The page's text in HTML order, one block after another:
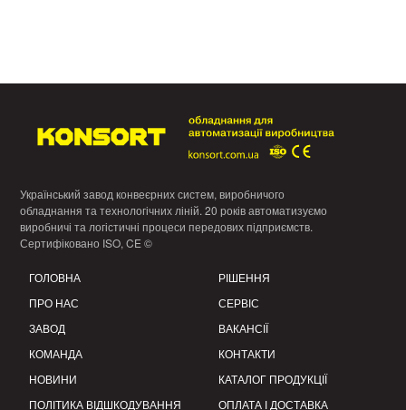
Український завод конвеєрних систем, виробничого
обладнання та технологічних ліній. 20 років автоматизуємо
виробничі та логістичні процеси передових підприємств.
Сертифіковано ISO, CE ©
ГОЛОВНА
ПРО НАС
ЗАВОД
КОМАНДА
НОВИНИ
ПОЛІТИКА ВІДШКОДУВАННЯ
РІШЕННЯ
СЕРВІС
ВАКАНСІЇ
КОНТАКТИ
КАТАЛОГ ПРОДУКЦІЇ
ОПЛАТА І ДОСТАВКА